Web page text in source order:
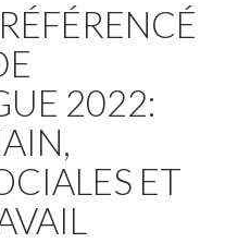
2022:
ET